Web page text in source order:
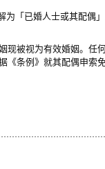
「已婚人士或其配偶」
现被视为有效婚姻。任
《条例》就其配偶申索